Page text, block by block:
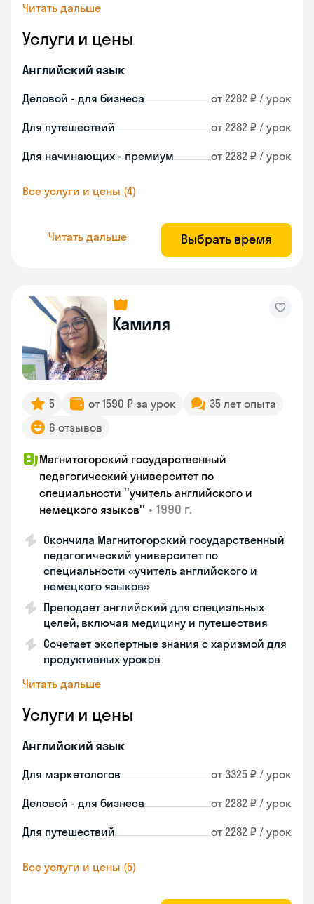
Читать дальше
Услуги и цены
Английский язык
Деловой - для бизнеса от 2282 ₽ / урок
Для путешествий от 2282 ₽ / урок
Для начинающих - премиум от 2282 ₽ / урок
Все услуги и цены (4)
Читать дальше Выбрать время
Камиля
5 от 1590 ₽ за урок
35 лет опыта
6 отзывов
Магнитогорский государственный
педагогический университет по
специальности ''учитель английского и
немецкого языков'' • 1990 г.
Окончила Магнитогорский государственный
педагогический университет по
специальности «учитель английского и
немецкого языков»
Преподает английский для специальных
целей, включая медицину и путешествия
Сочетает экспертные знания с харизмой для
продуктивных уроков
Читать дальше
Услуги и цены
Английский язык
Для маркетологов от 3325 ₽ / урок
Деловой - для бизнеса от 2282 ₽ / урок
Для путешествий от 2282 ₽ / урок
Все услуги и цены (5)